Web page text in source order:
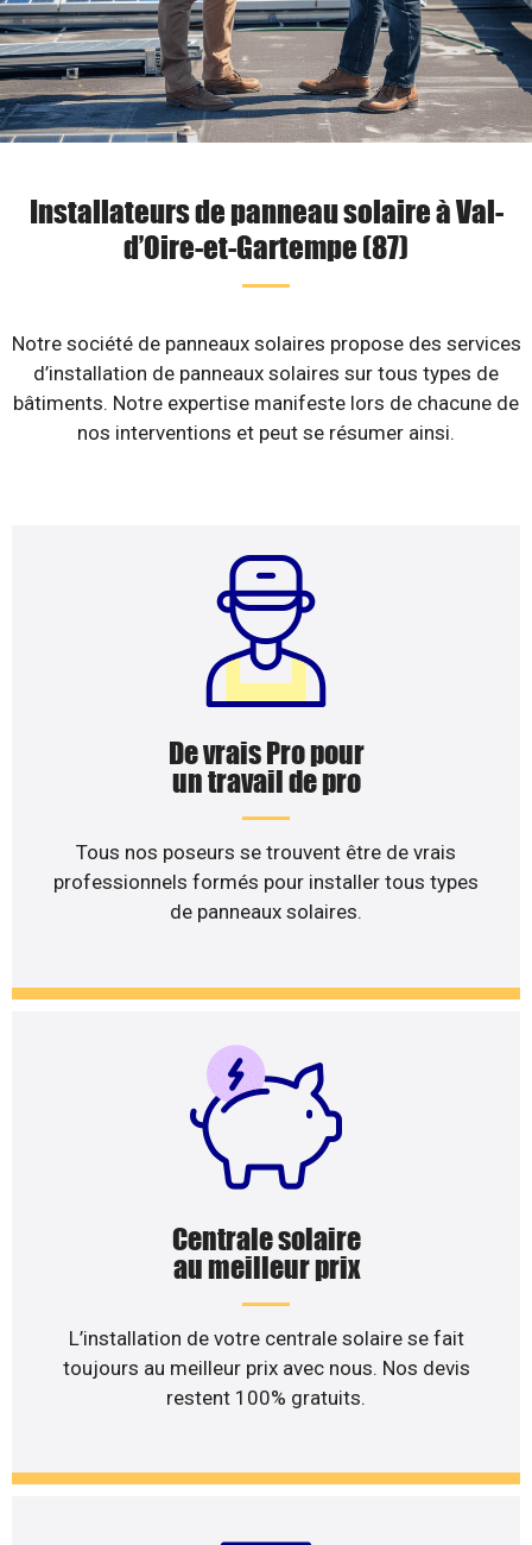
Installateurs de panneau solaire à Val-
d’Oire-et-Gartempe (87)
Notre société de panneaux solaires propose des services
d’installation de panneaux solaires sur tous types de
bâtiments. Notre expertise manifeste lors de chacune de
nos interventions et peut se résumer ainsi.
De vrais Pro pour
un travail de pro
Tous nos poseurs se trouvent être de vrais
professionnels formés pour installer tous types
de panneaux solaires.
Centrale solaire
au meilleur prix
L’installation de votre centrale solaire se fait
toujours au meilleur prix avec nous. Nos devis
restent 100% gratuits.